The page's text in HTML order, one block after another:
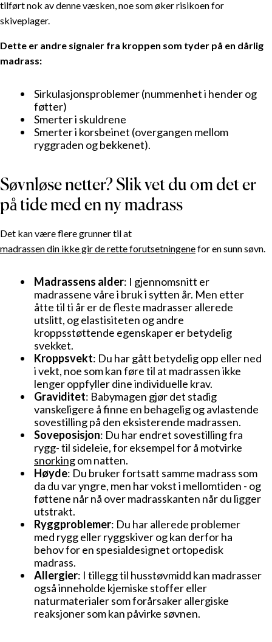
tilført nok av denne væsken, noe som øker risikoen for
skiveplager.
Dette er andre signaler fra kroppen som tyder på en dårlig
madrass:
Sirkulasjonsproblemer (nummenhet i hender og
føtter)
Smerter i skuldrene
Smerter i korsbeinet (overgangen mellom
ryggraden og bekkenet).
Søvnløse netter? Slik vet du om det er
på tide med en ny madrass
Det kan være flere grunner til at
madrassen din ikke gir de rette forutsetningenefor en sunn søvn.
Madrassens alder: I gjennomsnitt er
madrassene våre i bruk i sytten år. Men etter
åtte til ti år er de fleste madrasser allerede
utslitt, og elastisiteten og andre
kroppsstøttende egenskaper er betydelig
svekket.
Kroppsvekt: Du har gått betydelig opp eller ned
i vekt, noe som kan føre til at madrassen ikke
lenger oppfyller dine individuelle krav.
Graviditet: Babymagen gjør det stadig
vanskeligere å finne en behagelig og avlastende
sovestilling på den eksisterende madrassen.
Soveposisjon: Du har endret sovestilling fra
rygg- til sideleie, for eksempel for å motvirke
snorkingom natten.
Høyde: Du bruker fortsatt samme madrass som
da du var yngre, men har vokst i mellomtiden - og
føttene når nå over madrasskanten når du ligger
utstrakt.
Ryggproblemer: Du har allerede problemer
med rygg eller ryggskiver og kan derfor ha
behov for en spesialdesignet ortopedisk
madrass.
Allergier: I tillegg til husstøvmidd kan madrasser
også inneholde kjemiske stoffer eller
naturmaterialer som forårsaker allergiske
reaksjoner som kan påvirke søvnen.